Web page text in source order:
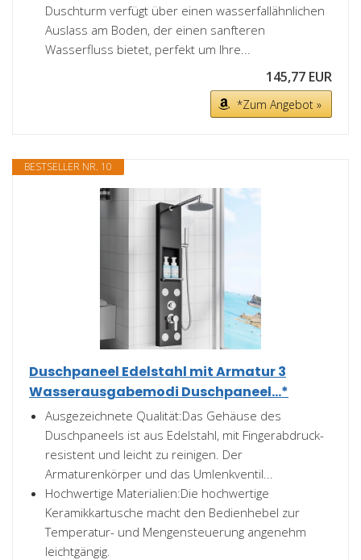
Duschturm verfügt über einen wasserfallähnlichen
Auslass am Boden, der einen sanfteren
Wasserfluss bietet, perfekt um Ihre...
145,77 EUR
*Zum Angebot »
BESTSELLER NR. 10
Duschpaneel Edelstahl mit Armatur 3
Wasserausgabemodi Duschpaneel...*
Ausgezeichnete Qualität:Das Gehäuse des
Duschpaneels ist aus Edelstahl, mit Fingerabdruck-
resistent und leicht zu reinigen. Der
Armaturenkörper und das Umlenkventil...
Hochwertige Materialien:Die hochwertige
Keramikkartusche macht den Bedienhebel zur
Temperatur- und Mengensteuerung angenehm
leichtgängig.